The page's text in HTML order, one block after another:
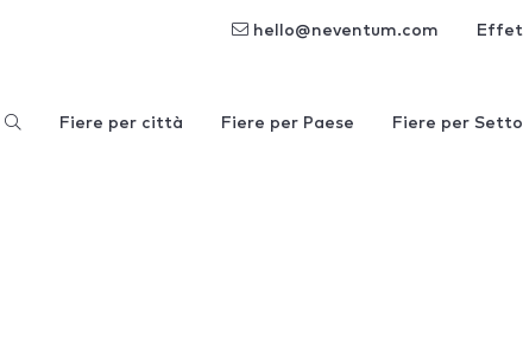
hello@neventum.com
Fiere per città Fiere per Paese Fiere per